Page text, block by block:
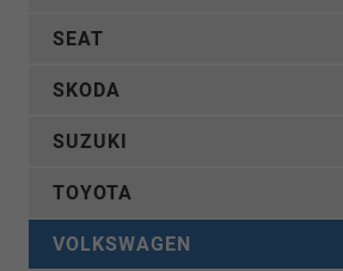
SEAT
SKODA
SUZUKI
TOYOTA
VOLKSWAGEN